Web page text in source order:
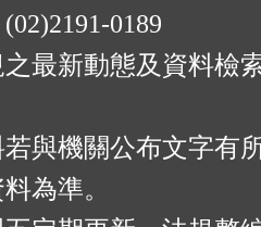
0189
最新動態及資料檢
與機關公布文字有
為準。